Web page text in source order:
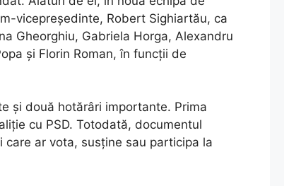
vicepreședinte, Robert Sighiartău, ca
Gheorghiu, Gabriela Horga, Alexandru
și Florin Roman, în funcții de
și două hotărâri importante. Prima
cu PSD. Totodată, documentul
ar vota, susține sau participa la